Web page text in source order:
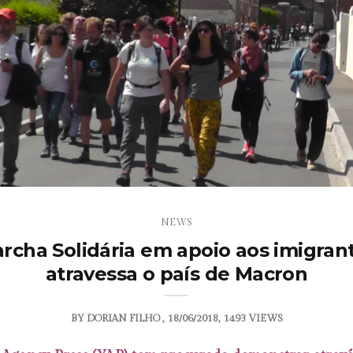
NEWS
Solidária em apoio aos
atravessa o país de Macron
BY DORIAN FILHO 18/06/2018 1493 VIEWS